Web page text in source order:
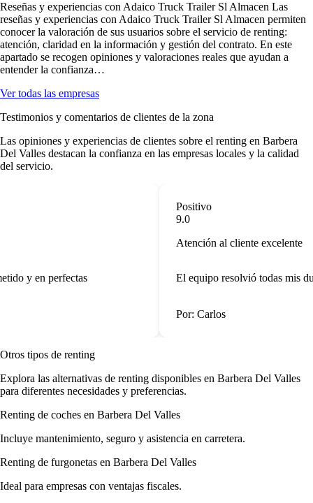
Reseñas y experiencias con Adaico Truck Trailer Sl Almacen Las
reseñas y experiencias con Adaico Truck Trailer Sl Almacen permiten
conocer la valoración de sus usuarios sobre el servicio de renting:
atención, claridad en la información y gestión del contrato. En este
apartado se recogen opiniones y valoraciones reales que ayudan a
entender la confianza…
Ver todas las empresas
Testimonios y comentarios de clientes de la zona
Las opiniones y experiencias de clientes sobre el renting en Barbera
Del Valles destacan la confianza en las empresas locales y la calidad
del servicio.
y en perfectas
Positivo
9.0
Atención al cliente excelente
El equipo resolvió todas mis
Por: Carlos
Otros tipos de renting
Explora las alternativas de renting disponibles en Barbera Del Valles
para diferentes necesidades y preferencias.
Renting de coches en Barbera Del Valles
Incluye mantenimiento, seguro y asistencia en carretera.
Renting de furgonetas en Barbera Del Valles
Ideal para empresas con ventajas fiscales.